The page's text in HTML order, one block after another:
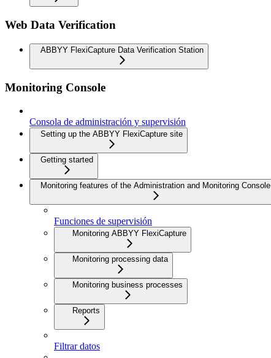
Web Data Verification
ABBYY FlexiCapture Data Verification Station
Monitoring Console
Consola de administración y supervisión
Setting up the ABBYY FlexiCapture site
Getting started
Monitoring features of the Administration and Monitoring Console
Funciones de supervisión
Monitoring ABBYY FlexiCapture
Monitoring processing data
Monitoring business processes
Reports
Filtrar datos